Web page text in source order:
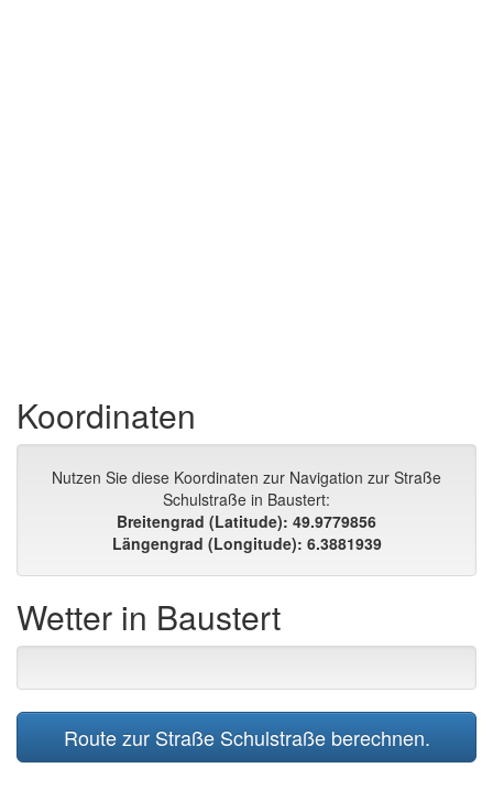
Koordinaten
Nutzen Sie diese Koordinaten zur Navigation zur Straße
Schulstraße in Baustert:
Breitengrad (Latitude): 49.9779856
Längengrad (Longitude): 6.3881939
Wetter in Baustert
Route zur Straße Schulstraße berechnen.